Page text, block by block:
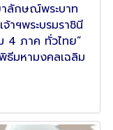
ลักษณ์พระบาท
าฯพระบรมราชินี
4 ภาค ทั่วไทย”
ธีมหามงคลเฉลิม